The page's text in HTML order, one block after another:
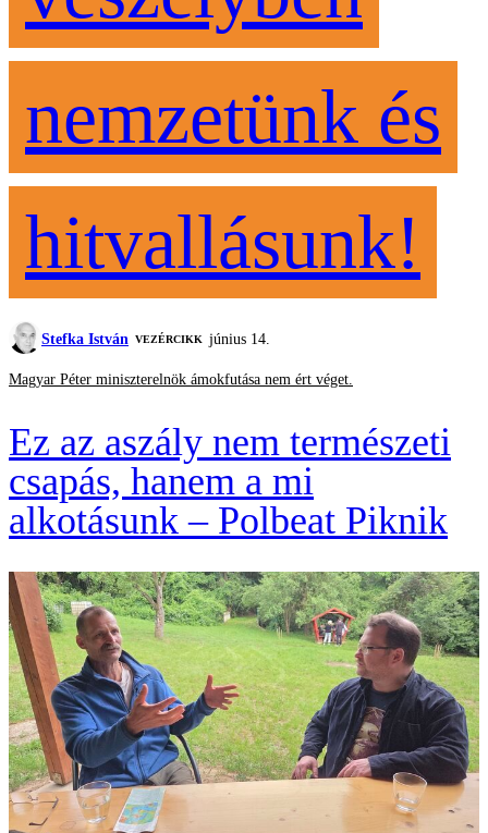
nemzetünk és
hitvallásunk!
Stefka István VEZÉRCIKK június 14.
Magyar Péter miniszterelnök ámokfutása nem ért véget.
Ez az aszály nem természeti
csapás, hanem a mi
alkotásunk – Polbeat Piknik